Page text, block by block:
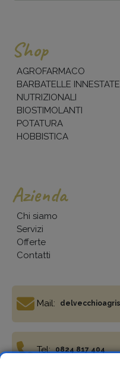
Shop
AGROFARMACO
BARBATELLE INNESTATE
NUTRIZIONALI
BIOSTIMOLANTI
POTATURA
HOBBISTICA
Azienda
Chi siamo
Servizi
Offerte
Contatti
Mail:
Tel: 0824 817 404